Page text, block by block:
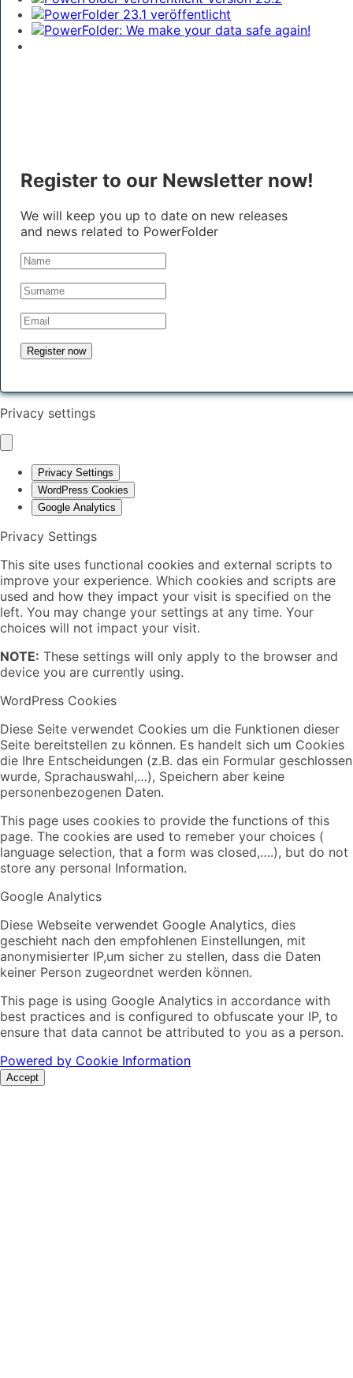
Register to our Newsletter now!
We will keep you up to date on new releases
and news related to PowerFolder
Privacy settings
Privacy Settings
WordPress Cookies
Google Analytics
Privacy Settings
This site uses functional cookies and external scripts to
improve your experience. Which cookies and scripts are
used and how they impact your visit is specified on the
left. You may change your settings at any time. Your
choices will not impact your visit.
NOTE: These settings will only apply to the browser and
device you are currently using.
WordPress Cookies
Diese Seite verwendet Cookies um die Funktionen dieser
Seite bereitstellen zu können. Es handelt sich um Cookies
die Ihre Entscheidungen (z.B. das ein Formular geschlossen
wurde, Sprachauswahl,…), Speichern aber keine
personenbezogenen Daten.
This page uses cookies to provide the functions of this
page. The cookies are used to remeber your choices (
language selection, that a form was closed,….), but do not
store any personal Information.
Google Analytics
Diese Webseite verwendet Google Analytics, dies
geschieht nach den empfohlenen Einstellungen, mit
anonymisierter IP,um sicher zu stellen, dass die Daten
keiner Person zugeordnet werden können.
This page is using Google Analytics in accordance with
best practices and is configured to obfuscate your IP, to
ensure that data cannot be attributed to you as a person.
Powered by Cookie Information
Accept